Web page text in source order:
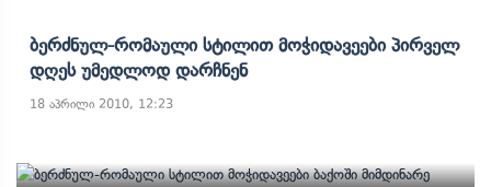
Ბერძნულ-Რომაული Სტილით Მოჭიდავეები Პირველ
Დღეს Უმედლოდ Დარჩნენ
18 აპრილი 2010, 12:23